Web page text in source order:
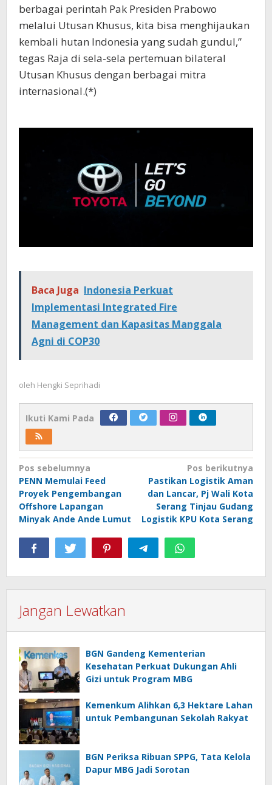
berbagai perintah Pak Presiden Prabowo
melalui Utusan Khusus, kita bisa menghijaukan
kembali hutan Indonesia yang sudah gundul,”
tegas Raja di sela-sela pertemuan bilateral
Utusan Khusus dengan berbagai mitra
internasional.(*)
Baca Juga Indonesia Perkuat
Implementasi Integrated Fire
Management dan Kapasitas Manggala
Agni di COP30
oleh Hengki Seprihadi
Ikuti Kami Pada
Navigasi
pos
Pos sebelumnya
PENN Memulai Feed
Proyek Pengembangan
Offshore Lapangan
Minyak Ande Ande Lumut
Pos berikutnya
Pastikan Logistik Aman
dan Lancar, Pj Wali Kota
Serang Tinjau Gudang
Logistik KPU Kota Serang
Jangan Lewatkan
BGN Gandeng Kementerian
Kesehatan Perkuat Dukungan Ahli
Gizi untuk Program MBG
Kemenkum Alihkan 6,3 Hektare Lahan
untuk Pembangunan Sekolah Rakyat
BGN Periksa Ribuan SPPG, Tata Kelola
Dapur MBG Jadi Sorotan